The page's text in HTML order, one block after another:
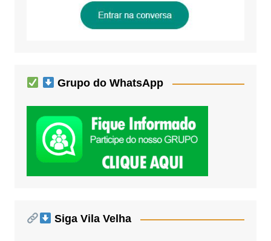
Grupo do WhatsApp
Siga Vila Velha